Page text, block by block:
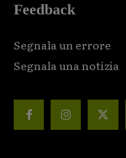
Feedback
Segnala un errore
Segnala una notizia